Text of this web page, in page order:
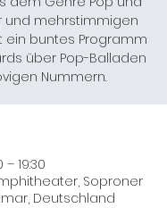
und mehrstimmigen
ein buntes Programm
über Pop-Balladen
Nummern.
– 19:30
Soproner
Deutschland